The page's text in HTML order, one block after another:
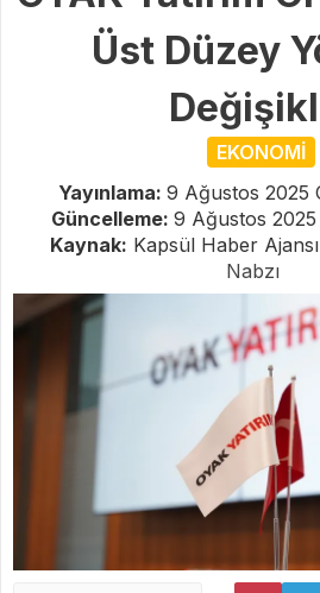
Üst Düzey
EKONOMİ
Yayınlama: 9 Ağustos 2025
Güncelleme: 9 Ağustos
Kaynak: Kapsül Haber Ajansı
Nabzı